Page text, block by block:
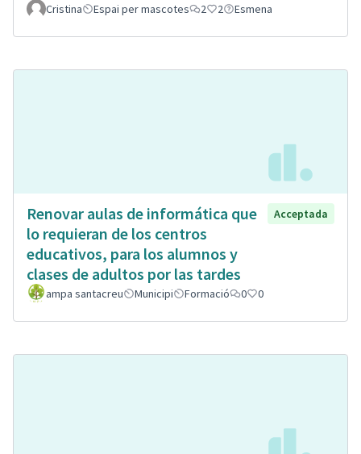
Cristina
Espai per mascotes 2 2 Esmena
Renovar aulas de informática que
lo requieran de los centros
educativos, para los alumnos y
clases de adultos por las tardes
Acceptada
ampa santacreu Municipi Formació 0 0